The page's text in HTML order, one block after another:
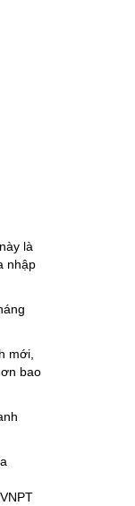
là
nhập
mới,
bao